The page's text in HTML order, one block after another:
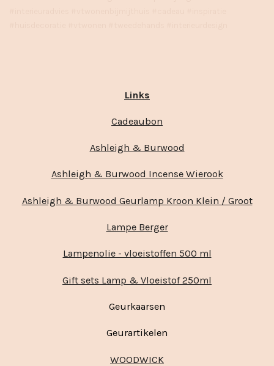
Links
Cadeaubon
Ashleigh & Burwood
Ashleigh & Burwood Incense Wierook
Ashleigh & Burwood Geurlamp Kroon Klein / Groot
Lampe Berger
Lampenolie - vloeistoffen 500 ml
Gift sets Lamp & Vloeistof 250ml
Geurkaarsen
Geurartikelen
WOODWICK